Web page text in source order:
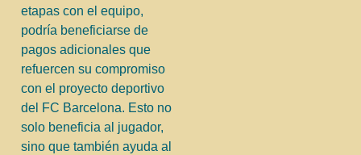
etapas con el equipo,
podría beneficiarse de
pagos adicionales que
refuercen su compromiso
con el proyecto deportivo
del FC Barcelona. Esto no
solo beneficia al jugador,
sino que también ayuda al